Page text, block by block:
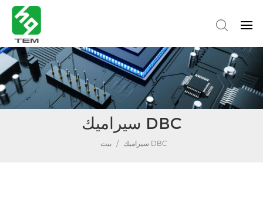
سيراميك DBC
بيت / سيراميك DBC